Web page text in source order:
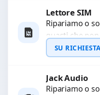
Lettore SIM
Ripariamo o
guasti che
interrompono
ricambi testati
SU
Jack Audio
Ripariamo o